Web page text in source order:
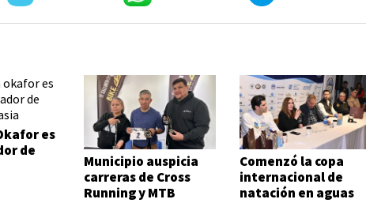
es
de
Municipio auspicia
carreras de Cross
Running y MTB
Comenzó la copa
internacional de
natación en aguas